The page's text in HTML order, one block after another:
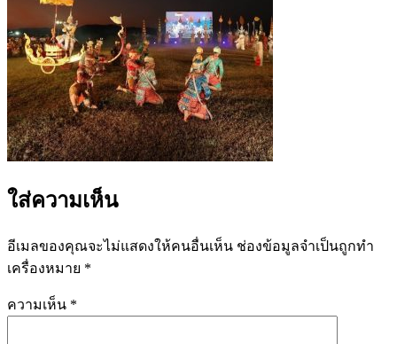
ใส่ความเห็น
อีเมลของคุณจะไม่แสดงให้คนอื่นเห็น ช่องข้อมูลจำเป็นถูกทำ
เครื่องหมาย *
ความเห็น *